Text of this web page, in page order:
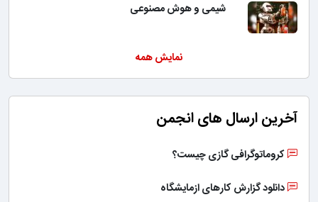
شیمی و هوش مصنوعی
نمایش همه
آخرین ارسال های انجمن
کروماتوگرافی گازی چیست؟
دانلود گزارش کارهای ازمایشگاه